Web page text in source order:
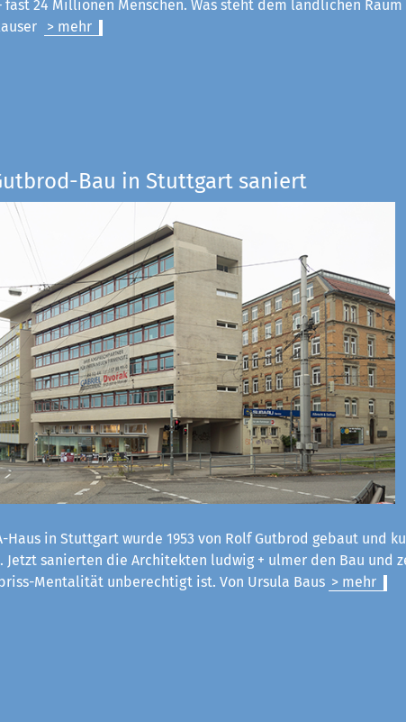
fast 24 Millionen Menschen. Was steht dem ländlichen
> mehr
Bau in Stuttgart saniert
Haus in Stuttgart wurde 1953 von Rolf Gutbrod gebaut und
Jetzt sanierten die Architekten ludwig + ulmer den Bau und
Mentalität unberechtigt ist. Von Ursula Baus > mehr